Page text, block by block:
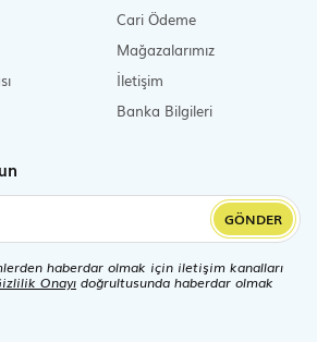
Cari Ödeme
Mağazalarımız
İletişim
Banka Bilgileri
GÖNDER
haberdar olmak için iletişim kanalları
Onayı doğrultusunda haberdar olmak